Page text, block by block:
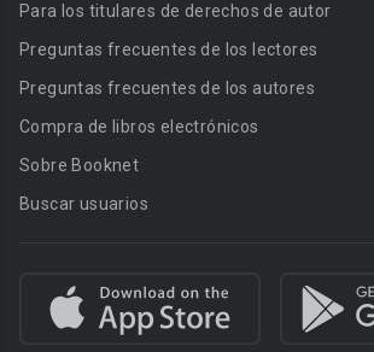
Para los titulares de derechos de autor
Preguntas frecuentes de los lectores
Preguntas frecuentes de los autores
Compra de libros electrónicos
Sobre Booknet
Buscar usuarios